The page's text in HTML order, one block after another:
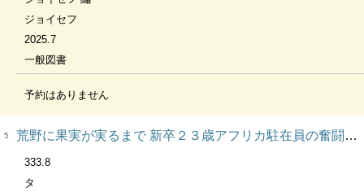
ジョイセフ
2025.7
一般図書
予約はありません
5 荒野に果実が実るまで 新卒２３歳アフリカ駐在員の奮闘記 集英社新書 1267
333.8
タ